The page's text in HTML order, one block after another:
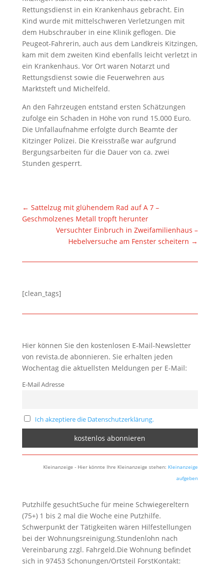
Rettungsdienst in ein Krankenhaus gebracht. Ein
Kind wurde mit mittelschweren Verletzungen mit
dem Hubschrauber in eine Klinik geflogen. Die
Peugeot-Fahrerin, auch aus dem Landkreis Kitzingen,
kam mit dem zweiten Kind ebenfalls leicht verletzt in
ein Krankenhaus. Vor Ort waren Notarzt und
Rettungsdienst sowie die Feuerwehren aus
Marktsteft und Michelfeld.
An den Fahrzeugen entstand ersten Schätzungen
zufolge ein Schaden in Höhe von rund 15.000 Euro.
Die Unfallaufnahme erfolgte durch Beamte der
Kitzinger Polizei. Die Kreisstraße war aufgrund
Bergungsarbeiten für die Dauer von ca. zwei
Stunden gesperrt.
← Sattelzug mit glühendem Rad auf A 7 –
Geschmolzenes Metall tropft herunter
Versuchter Einbruch in Zweifamilienhaus –
Hebelversuche am Fenster scheitern →
[clean_tags]
Hier können Sie den kostenlosen E-Mail-Newsletter
von revista.de abonnieren. Sie erhalten jeden
Wochentag die aktuellsten Meldungen per E-Mail:
E-Mail Adresse
Ich akzeptiere die Datenschutzerklärung.
Kleinanzeige - Hier könnte Ihre Kleinanzeige stehen: Kleinanzeige
aufgeben
Putzhilfe gesuchtSuche für meine Schwiegereltern
(75+) 1 bis 2 mal die Woche eine Putzhilfe.
Schwerpunkt der Tätigkeiten wären Hilfestellungen
bei der Wohnungsreinigung.Stundenlohn nach
Vereinbarung zzgl. Fahrgeld.Die Wohnung befindet
sich in 97453 Schonungen/Ortsteil ForstKontakt: